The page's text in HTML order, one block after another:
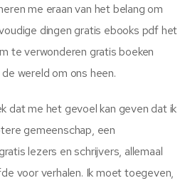
me eraan van het belang om
dingen gratis ebooks pdf het
te verwonderen gratis boeken
wereld om ons heen.
dat me het gevoel kan geven dat ik
gemeenschap, een
lezers en schrijvers, allemaal
voor verhalen. Ik moet toegeven,